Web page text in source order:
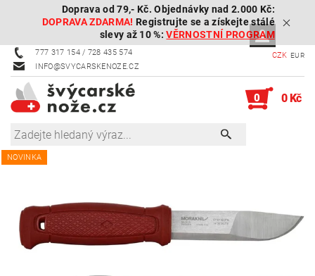
Doprava od 79,- Kč. Objednávky nad 2.000 Kč:
DOPRAVA ZDARMA! Registrujte se a získejte stálé
slevy až 10 %:VĚRNOSTNÍ PROGRAM
777 317 154 / 728 435 574
INFO@SVYCARSKENOZE.CZ
CZK EUR
0 0 Kč
NOVINKA